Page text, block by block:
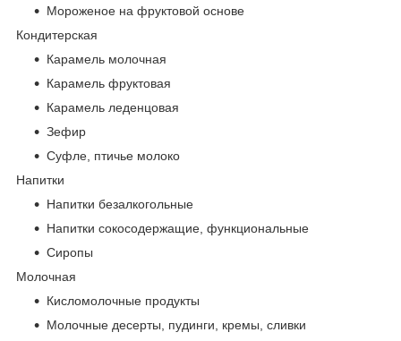
Мороженое на фруктовой основе
Кондитерская
Карамель молочная
Карамель фруктовая
Карамель леденцовая
Зефир
Суфле, птичье молоко
Напитки
Напитки безалкогольные
Напитки сокосодержащие, функциональные
Сиропы
Молочная
Кисломолочные продукты
Молочные десерты, пудинги, кремы, сливки